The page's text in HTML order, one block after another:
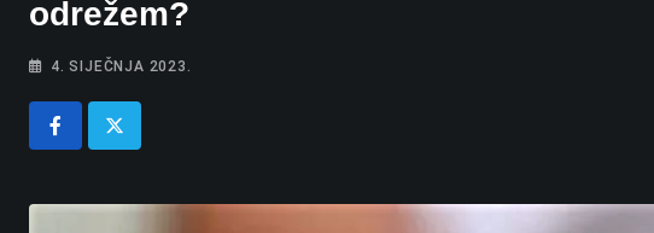
odrežem?
4. SIJEČNJA 2023.